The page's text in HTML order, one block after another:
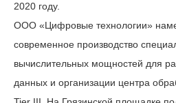
2020 году.
ООО «Цифровые технологии»
современное производство
вычислительных мощностей для
данных и организации центра